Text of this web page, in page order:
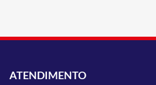
ATENDIMENTO